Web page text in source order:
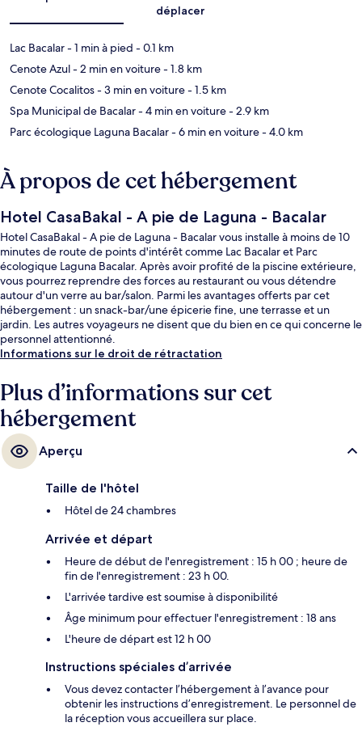
déplacer
Lac Bacalar- 1 min à pied - 0.1 km
Cenote Azul- 2 min en voiture- 1.8 km
Cenote Cocalitos- 3 min en voiture- 1.5 km
Spa Municipal de Bacalar- 4 min en voiture- 2.9 km
Parc écologique Laguna Bacalar- 6 min en voiture- 4.0 km
À propos de cet hébergement
Hotel CasaBakal - A pie de Laguna - Bacalar
Hotel CasaBakal - A pie de Laguna - Bacalar vous installe à moins de 10
minutes de route de points d'intérêt comme Lac Bacalar et Parc
écologique Laguna Bacalar. Après avoir profité de la piscine extérieure,
vous pourrez reprendre des forces au restaurant ou vous détendre
autour d'un verre au bar/salon. Parmi les avantages offerts par cet
hébergement : un snack-bar/une épicerie fine, une terrasse et un
jardin. Les autres voyageurs ne disent que du bien en ce qui concerne le
personnel attentionné.
Informations sur le droit de rétractation
Plus d’informations sur cet
hébergement
Aperçu
Taille de l'hôtel
Hôtel de 24 chambres
Arrivée et départ
Heure de début de l'enregistrement : 15 h 00 ; heure de
fin de l'enregistrement : 23 h 00.
L'arrivée tardive est soumise à disponibilité
Âge minimum pour effectuer l'enregistrement : 18 ans
L'heure de départ est 12 h 00
Instructions spéciales d’arrivée
Vous devez contacter l’hébergement à l’avance pour
obtenir les instructions d’enregistrement. Le personnel de
la réception vous accueillera sur place.